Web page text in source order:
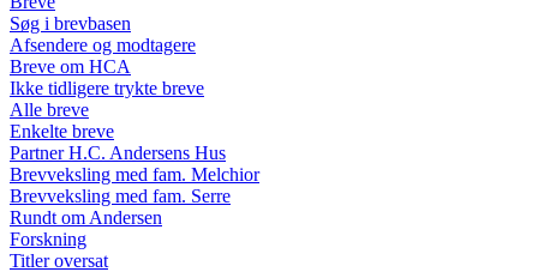
Søg i brevbasen
Afsendere og modtagere
Breve om HCA
Ikke tidligere trykte breve
Alle breve
Enkelte breve
Partner H.C. Andersens Hus
Brevveksling med fam. Melchior
Brevveksling med fam. Serre
Rundt om Andersen
Forskning
Titler oversat